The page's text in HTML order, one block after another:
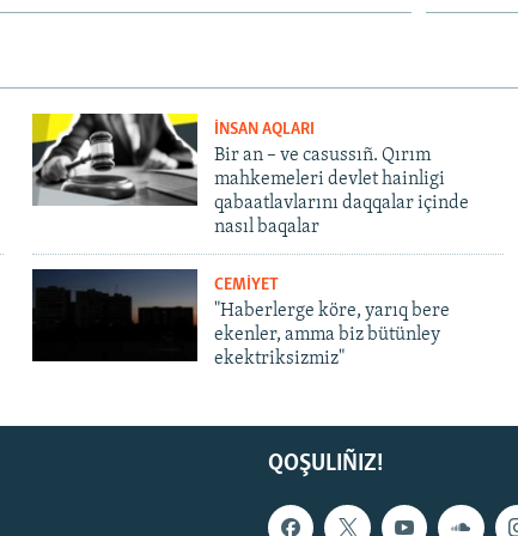
İNSAN AQLARI
Bir an – ve casussıñ. Qırım
mahkemeleri devlet hainligi
qabaatlavlarını daqqalar içinde
nasıl baqalar
CEMİYET
"Haberlerge köre, yarıq bere
ekenler, amma biz bütünley
ekektriksizmiz"
QOŞULIÑIZ!